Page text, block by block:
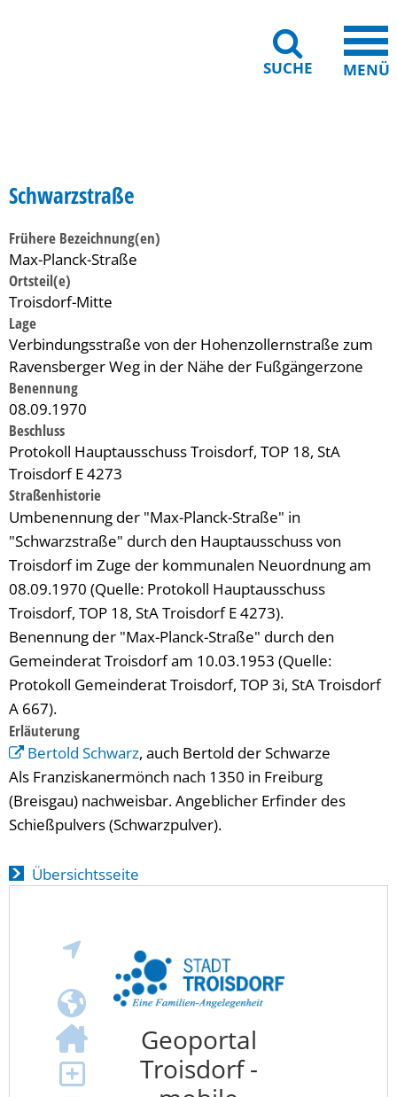
SUCHE MENÜ
Schwarzstraße
Frühere Bezeichnung(en)
Max-Planck-Straße
Ortsteil(e)
Troisdorf-Mitte
Lage
Verbindungsstraße von der Hohenzollernstraße zum
Ravensberger Weg in der Nähe der Fußgängerzone
Benennung
08.09.1970
Beschluss
Protokoll Hauptausschuss Troisdorf, TOP 18, StA
Troisdorf E 4273
Straßenhistorie
Umbenennung der "Max-Planck-Straße" in
"Schwarzstraße" durch den Hauptausschuss von
Troisdorf im Zuge der kommunalen Neuordnung am
08.09.1970 (Quelle: Protokoll Hauptausschuss
Troisdorf, TOP 18, StA Troisdorf E 4273).
Benennung der "Max-Planck-Straße" durch den
Gemeinderat Troisdorf am 10.03.1953 (Quelle:
Protokoll Gemeinderat Troisdorf, TOP 3i, StA Troisdorf
A 667).
Erläuterung
Bertold Schwarz, auch Bertold der Schwarze
Als Franziskanermönch nach 1350 in Freiburg
(Breisgau) nachweisbar. Angeblicher Erfinder des
Schießpulvers (Schwarzpulver).
Übersichtsseite